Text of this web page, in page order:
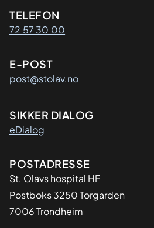
Kontaktinformasjon
TELEFON
72 57 30 00
E-POST
post@stolav.no
SIKKER DIALOG
eDialog
Adresse
POSTADRESSE
St. Olavs hospital HF
Postboks 3250 Torgarden
7006 Trondheim